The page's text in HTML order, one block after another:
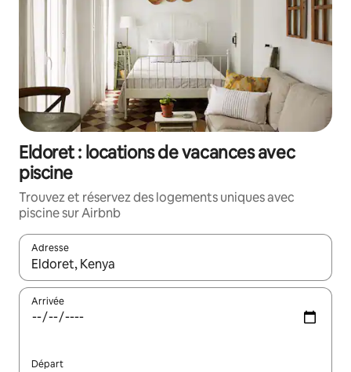
Eldoret : locations de vacances avec
piscine
Trouvez et réservez des logements uniques avec
piscine sur Airbnb
Adresse
Lorsque les résultats s'affichent, utilisez les flèches vers le
Arrivée
Départ